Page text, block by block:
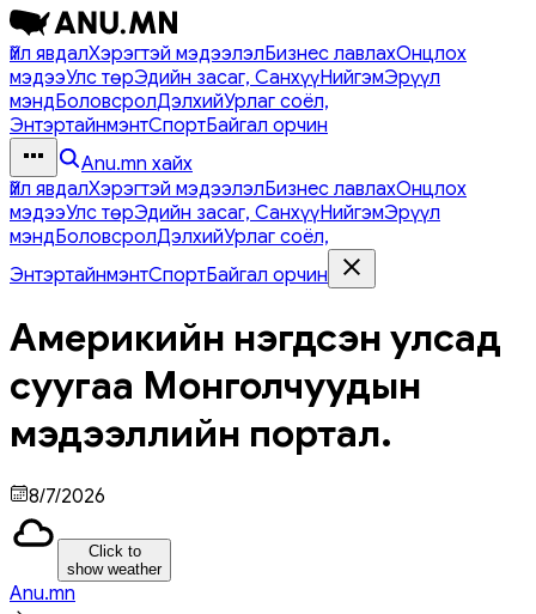
Үйл явдалХэрэгтэй мэдээлэлБизнес лавлахОнцлох
мэдээУлс төрЭдийн засаг, СанхүүНийгэмЭрүүл
мэндБоловсролДэлхийУрлаг соёл,
ЭнтэртайнмэнтСпортБайгал орчин
Anu.mn хайх
Үйл явдалХэрэгтэй мэдээлэлБизнес лавлахОнцлох
мэдээУлс төрЭдийн засаг, СанхүүНийгэмЭрүүл
мэндБоловсролДэлхийУрлаг соёл,
ЭнтэртайнмэнтСпортБайгал орчин
Америкийн нэгдсэн улсад
суугаа Монголчуудын
мэдээллийн портал.
8/7/2026
Click to
show weather
Anu.mn